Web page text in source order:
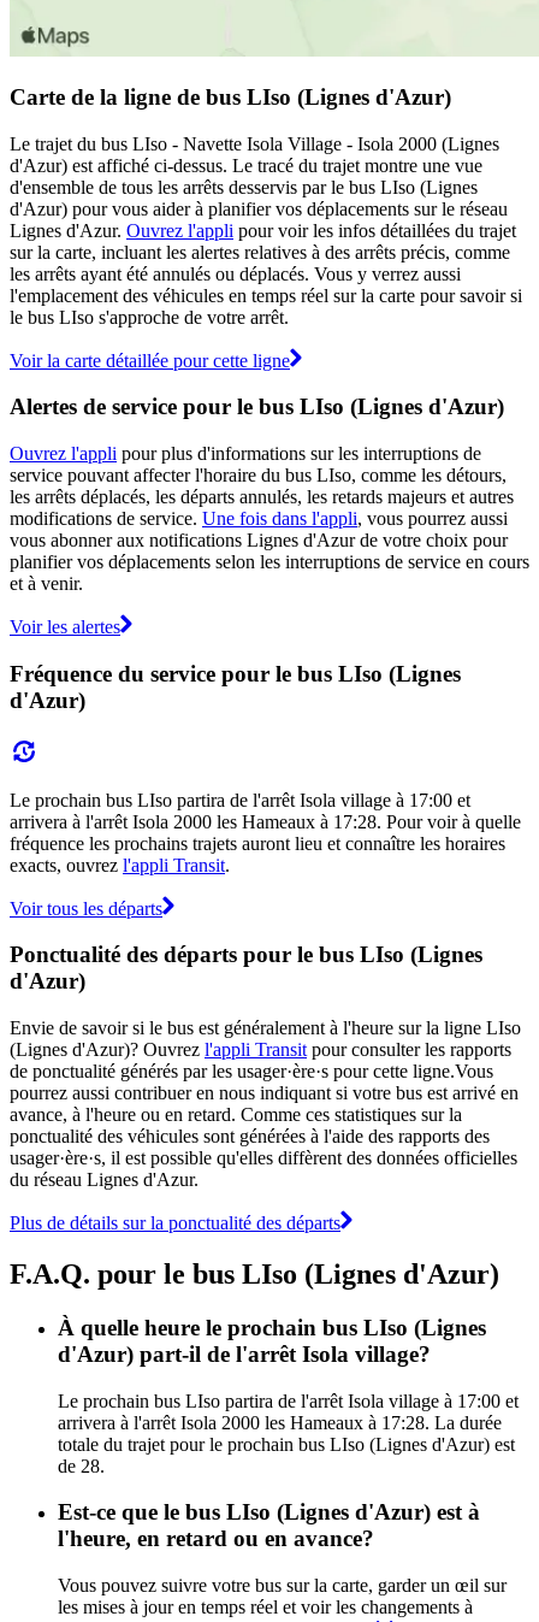
Carte de la ligne de bus LIso (Lignes d'Azur)
Le trajet du bus LIso - Navette Isola Village - Isola 2000 (Lignes
d'Azur) est affiché ci-dessus. Le tracé du trajet montre une vue
d'ensemble de tous les arrêts desservis par le bus LIso (Lignes
d'Azur) pour vous aider à planifier vos déplacements sur le réseau
Lignes d'Azur. Ouvrez l'appli pour voir les infos détaillées du trajet
sur la carte, incluant les alertes relatives à des arrêts précis, comme
les arrêts ayant été annulés ou déplacés. Vous y verrez aussi
l'emplacement des véhicules en temps réel sur la carte pour savoir si
le bus LIso s'approche de votre arrêt.
Voir la carte détaillée pour cette ligne
Alertes de service pour le bus LIso (Lignes d'Azur)
Ouvrez l'appli pour plus d'informations sur les interruptions de
service pouvant affecter l'horaire du bus LIso, comme les détours,
les arrêts déplacés, les départs annulés, les retards majeurs et autres
modifications de service. Une fois dans l'appli, vous pourrez aussi
vous abonner aux notifications Lignes d'Azur de votre choix pour
planifier vos déplacements selon les interruptions de service en cours
et à venir.
Voir les alertes
Fréquence du service pour le bus LIso (Lignes
d'Azur)
Le prochain bus LIso partira de l'arrêt Isola village à 17:00 et
arrivera à l'arrêt Isola 2000 les Hameaux à 17:28. Pour voir à quelle
fréquence les prochains trajets auront lieu et connaître les horaires
exacts, ouvrez l'appli Transit.
Voir tous les départs
Ponctualité des départs pour le bus LIso (Lignes
d'Azur)
Envie de savoir si le bus est généralement à l'heure sur la ligne LIso
(Lignes d'Azur)? Ouvrez l'appli Transit pour consulter les rapports
de ponctualité générés par les usager·ère·s pour cette ligne.Vous
pourrez aussi contribuer en nous indiquant si votre bus est arrivé en
avance, à l'heure ou en retard. Comme ces statistiques sur la
ponctualité des véhicules sont générées à l'aide des rapports des
usager·ère·s, il est possible qu'elles diffèrent des données officielles
du réseau Lignes d'Azur.
Plus de détails sur la ponctualité des départs
F.A.Q. pour le bus LIso (Lignes d'Azur)
À quelle heure le prochain bus LIso (Lignes
d'Azur) part-il de l'arrêt Isola village?
Le prochain bus LIso partira de l'arrêt Isola village à 17:00 et
arrivera à l'arrêt Isola 2000 les Hameaux à 17:28. La durée
totale du trajet pour le prochain bus LIso (Lignes d'Azur) est
de 28.
Est-ce que le bus LIso (Lignes d'Azur) est à
l'heure, en retard ou en avance?
Vous pouvez suivre votre bus sur la carte, garder un œil sur
les mises à jour en temps réel et voir les changements à